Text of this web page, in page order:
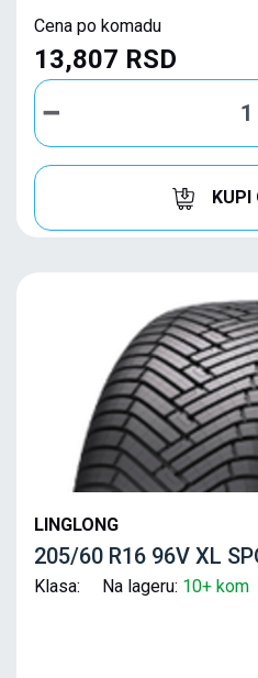
Cena po komadu
13,807 RSD
KUPI
LINGLONG
205/60 R16 96V XL
Klasa: Na lageru: 10+ kom